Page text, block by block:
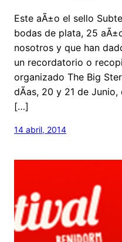
Este aÃ±o el sello
bodas de plata, 25
nosotros y que han
un recordatorio o
organizado The Big
dÃ­as, 20 y 21 de
[…]
14 abril, 2014